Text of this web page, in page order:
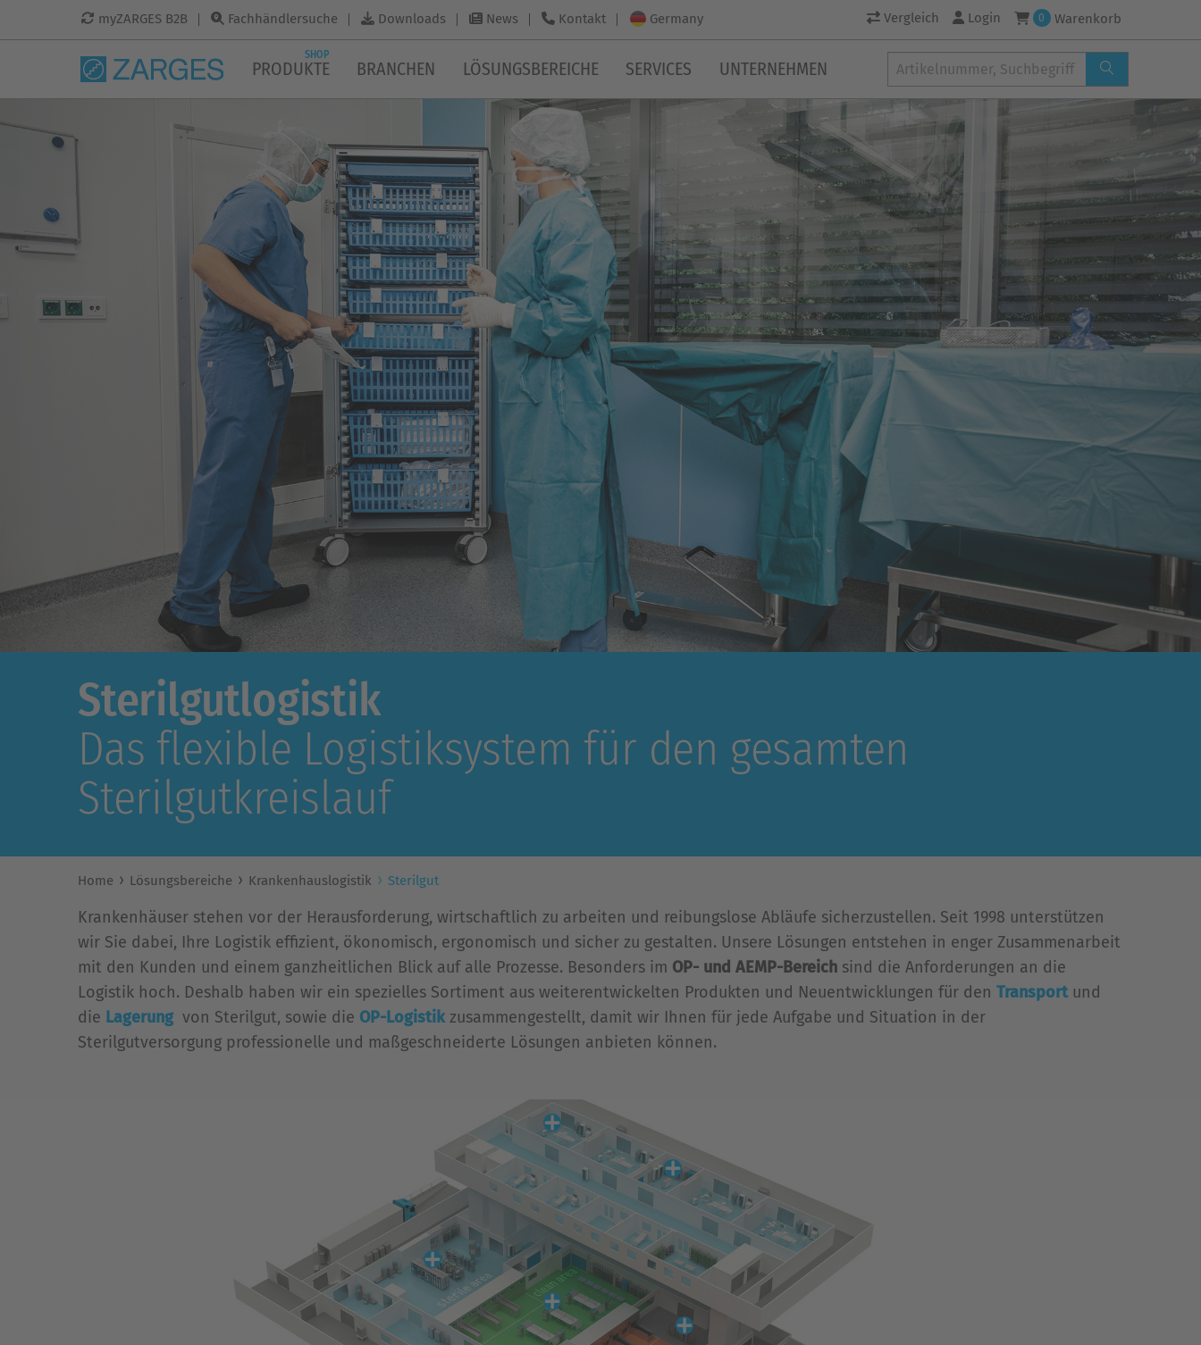
myZARGES B2B Fachhändlersuche Downloads News Kontakt Germany Vergleich Login 0 Warenkorb
PRODUKTE
SHOP
BRANCHEN LÖSUNGSBEREICHE SERVICES UNTERNEHMEN
Sterilgutlogistik
Das flexible Logistiksystem für den gesamten
Sterilgutkreislauf
Home Lösungsbereiche Krankenhauslogistik Sterilgut
Krankenhäuser stehen vor der Herausforderung, wirtschaftlich zu arbeiten und reibungslose Abläufe sicherzustellen. Seit 1998 unterstützen
wir Sie dabei, Ihre Logistik effizient, ökonomisch, ergonomisch und sicher zu gestalten. Unsere Lösungen entstehen in enger Zusammenarbeit
mit den Kunden und einem ganzheitlichen Blick auf alle Prozesse. Besonders im OP- und AEMP-Bereich sind die Anforderungen an die
Logistik hoch. Deshalb haben wir ein spezielles Sortiment aus weiterentwickelten Produkten und Neuentwicklungen für den Transportund
die Lagerungvon Sterilgut, sowie die OP-Logistikzusammengestellt, damit wir Ihnen für jede Aufgabe und Situation in der
Sterilgutversorgung professionelle und maßgeschneiderte Lösungen anbieten können.